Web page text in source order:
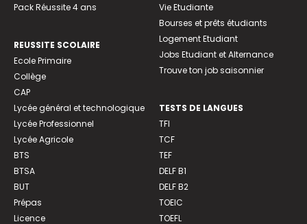
Pack Réussite 4 ans
REUSSITE SCOLAIRE
Ecole Primaire
Collège
CAP
Lycée général et technologique
Lycée Professionnel
Lycée Agricole
BTS
BTSA
BUT
Prépas
Licence
Vie Etudiante
Bourses et prêts étudiants
Logement Etudiant
Jobs Etudiant et Alternance
Trouve ton job saisonnier
TESTS DE LANGUES
TFI
TCF
TEF
DELF B1
DELF B2
TOEIC
TOEFL